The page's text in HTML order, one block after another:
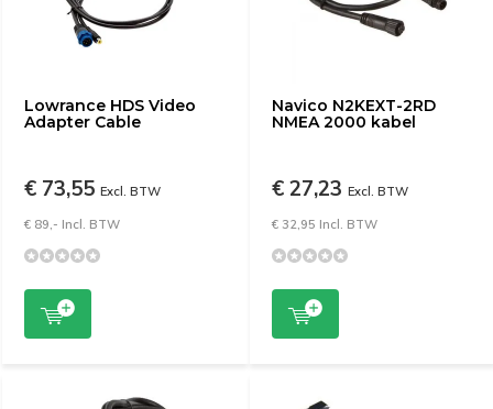
Lowrance HDS Video
Adapter Cable
€ 73,55 Excl. BTW
€ 89,- Incl. BTW
Navico N2KEXT-2RD
NMEA 2000 kabel
€ 27,23 Excl. BTW
€ 32,95 Incl. BTW